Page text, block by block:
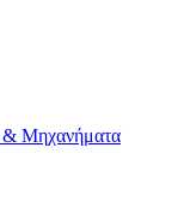
& Μηχανήματα